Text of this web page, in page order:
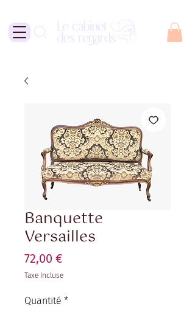
Banquette
Versailles
72,00 €
Taxe Incluse
Quantité *